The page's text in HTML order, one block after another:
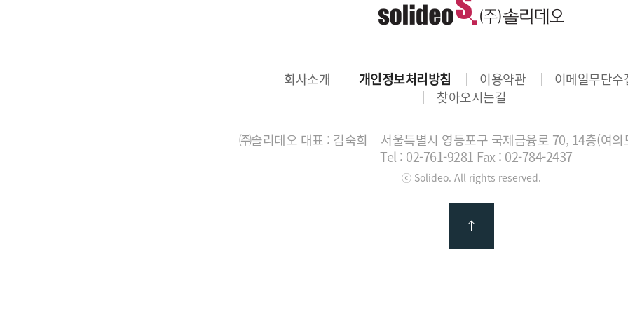
회사소개 개인정보처리방침 이용약관
이메일무단수
찾아오시는길
㈜솔리데오 대표 : 김숙희
서울특별시 영등포구 국제금융로 70, 14층(여
Tel : 02-761-9281 Fax : 02-784-2437
ⓒ Solideo. All rights reserved.